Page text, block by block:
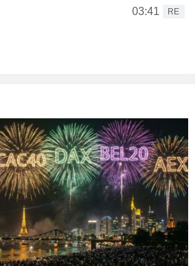
03:41
RE